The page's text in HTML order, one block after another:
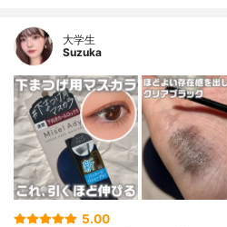
大学生
Suzuka
5.00